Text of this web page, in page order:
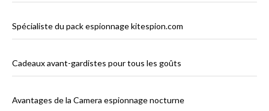
Spécialiste du pack espionnage kitespion.com
Cadeaux avant-gardistes pour tous les goûts
Avantages de la Camera espionnage nocturne